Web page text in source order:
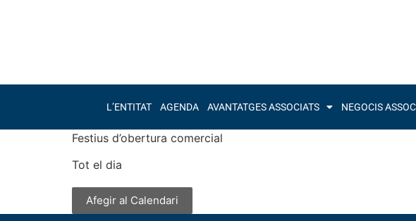
L’ENTITAT AGENDA AVANTATGES ASSOCIATS NEGOCIS
Festius d’obertura comercial
Tot el dia
Afegir al Calendari